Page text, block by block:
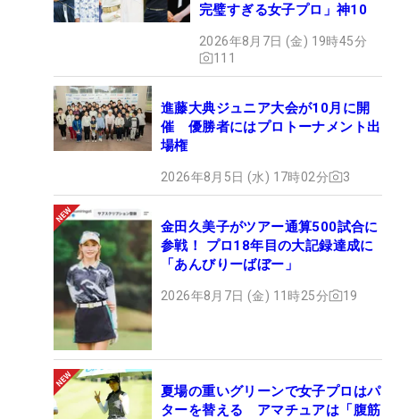
完璧すぎる女子プロ」神10
2026年8月7日 (金) 19時45分
111
進藤大典ジュニア大会が10月に開
催 優勝者にはプロトーナメント出
場権
2026年8月5日 (水) 17時02分 3
金田久美子がツアー通算500試合に
参戦！ プロ18年目の大記録達成に
「あんびりーばぼー」
2026年8月7日 (金) 11時25分 19
夏場の重いグリーンで女子プロはパ
ターを替える アマチュアは「腹筋